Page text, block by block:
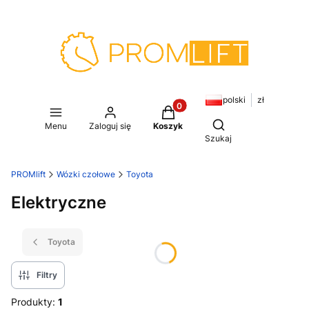
Menu Zaloguj się
Produkty w koszyku: 0.
Koszyk
polski zł
Otwórz
Szukaj
PROMlift Wózki czołowe Toyota
Elektryczne
Toyota
Filtry
Produkty: 1